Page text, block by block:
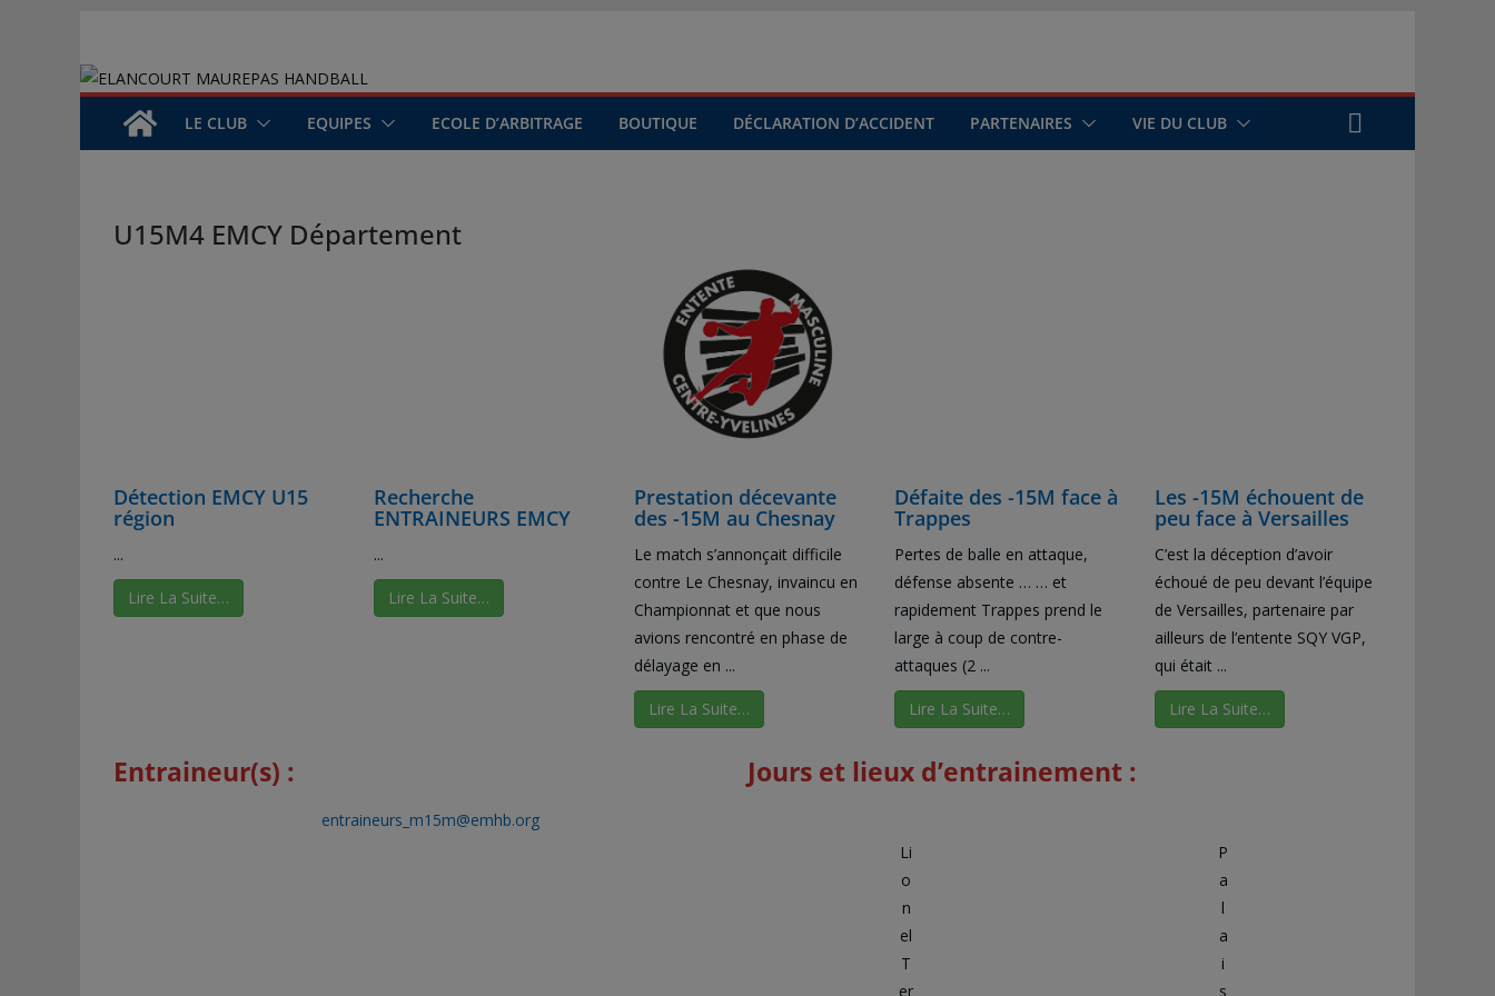
contenu
LE CLUB EQUIPES ECOLE D’ARBITRAGE BOUTIQUE DÉCLARATION D’ACCIDENT PARTENAIRES VIE DU CLUB
U15M4 EMCY Département
Détection EMCY U15
région
...
Lire La Suite…
Recherche
ENTRAINEURS EMCY
...
Lire La Suite…
Prestation décevante
des -15M au Chesnay
Le match s’annonçait difficile
contre Le Chesnay, invaincu en
Championnat et que nous
avions rencontré en phase de
délayage en ...
Lire La Suite…
Défaite des -15M face à
Trappes
Pertes de balle en attaque,
défense absente … … et
rapidement Trappes prend le
large à coup de contre-
attaques (2 ...
Lire La Suite…
Les -15M échouent de
peu face à Versailles
C’est la déception d’avoir
échoué de peu devant l’équipe
de Versailles, partenaire par
ailleurs de l’entente SQY VGP,
qui était ...
Lire La Suite…
Entraineur(s) :
entraineurs_m15m@emhb.org
Jours et lieux d’entrainement :
Li
o
n
el
T
er
P
a
l
a
i
s